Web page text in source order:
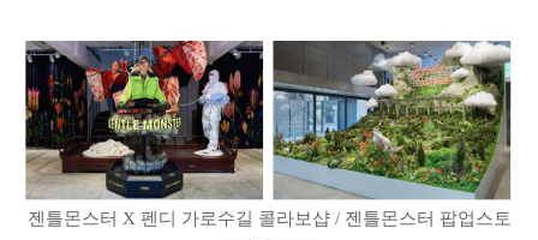
젠틀몬스터 X 펜디 가로수길 콜라보샵 / 젠틀몬스터 팝업스토